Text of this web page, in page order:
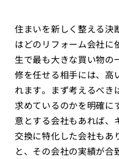
住まいを新しく整える決
はどのリフォーム会社に
生で最も大きな買い物の
修を任せる相手には、高
れます。まず考えるべき
求めているのかを明確に
意とする会社もあれば、
交換に特化した会社もあ
と、その会社の実績が